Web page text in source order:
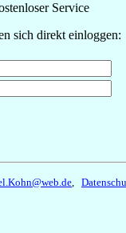
Service
sich direkt einloggen:
,